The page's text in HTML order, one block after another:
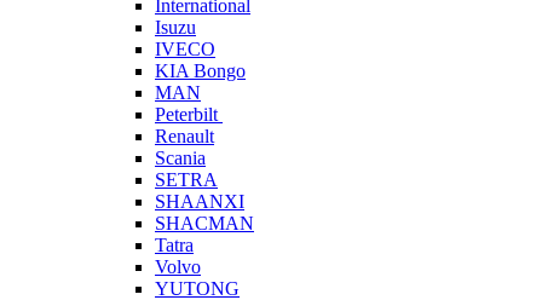
International
Isuzu
IVECO
KIA Bongo
MAN
Peterbilt
Renault
Scania
SETRA
SHAANXI
SHACMAN
Tatra
Volvo
YUTONG